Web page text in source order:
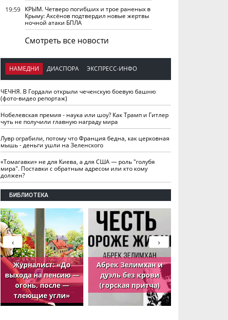
19:59 КРЫМ. Четверо погибших и трое раненых в
Крыму: Аксёнов подтвердил новые жертвы
ночной атаки БПЛА
Смотреть все новости
НАМЕДНИ ДИАСПОРА ЭКСПРЕСС-ИНФО
ЧЕЧНЯ. В Гордали открыли чеченскую боевую башню
(фото-видео репортаж)
Нобелевская премия - наука или шоу? Как Трамп и Гитлер
чуть не получили главную награду мира
Лувр ограбили, потому что Франция бедна, как церковная
мышь - деньги ушли на Зеленского
«Томагавки» не для Киева, а для США — роль "голубя
мира". Поставки с обратным адресом или кто кому
должен?
БИБЛИОТЕКА
Журналист: «До
выхода на пенсию —
огонь, после —
тлеющие угли»
Абрек Зелимхан и
дуэль без крови
(горская притча)
›
‹